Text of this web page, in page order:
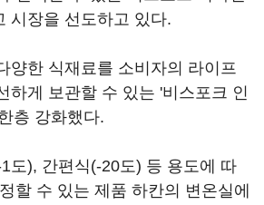
시장을 선도하고 있다.
양한 식재료를 소비자의 라이프
하게 보관할 수 있는 '비스포크 인
층 강화했다.
도), 간편식(-20도) 등 용도에 따
할 수 있는 제품 하칸의 변온실에